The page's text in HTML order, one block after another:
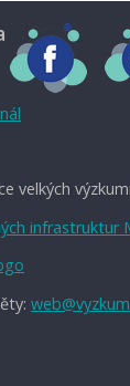
velkých
infrastruktur